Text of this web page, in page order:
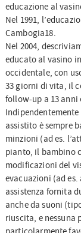
educazione al
Nel 1991,
Cambogia18.
Nel 2004,
educato al vasino
occidentale, con
33 giorni di vita, il
follow-up a 13
assistito è sempre
minzioni (ad es.
pianto, il bambino
modificazioni del
evacuazioni (ad
assistenza fornita
anche da suoni
riuscita, e nessuna